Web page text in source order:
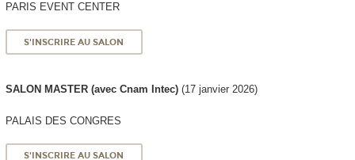
PARIS EVENT CENTER
S'INSCRIRE AU SALON
SALON MASTER (avec Cnam Intec)(17 janvier 2026)
PALAIS DES CONGRES
S'INSCRIRE AU SALON